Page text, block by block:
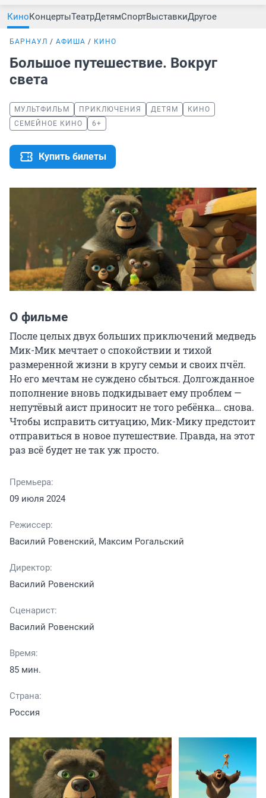
КиноКонцертыТеатрДетямСпортВыставкиДругое
БАРНАУЛ АФИША КИНО
Большое путешествие. Вокруг
света
МУЛЬТФИЛЬМ ПРИКЛЮЧЕНИЯ ДЕТЯМ
КИНО
СЕМЕЙНОЕ КИНО
6+
Купить билеты
О фильме
После целых двух больших приключений медведь
Мик-Мик мечтает о спокойствии и тихой
размеренной жизни в кругу семьи и своих пчёл.
Но его мечтам не суждено сбыться. Долгожданное
пополнение вновь подкидывает ему проблем —
непутёвый аист приносит не того ребёнка… снова.
Чтобы исправить ситуацию, Мик-Мику предстоит
отправиться в новое путешествие. Правда, на этот
раз всё будет не так уж просто.
Премьера:
09 июля 2024
Режиссер:
Василий Ровенский, Максим Рогальский
Директор:
Василий Ровенский
Сценарист:
Василий Ровенский
Время:
85 мин.
Страна:
Россия